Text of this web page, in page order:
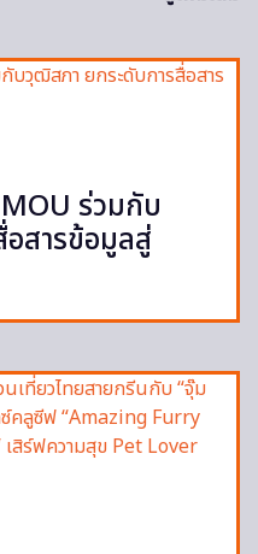
ร่วมกับ
สารข้อมูลสู่